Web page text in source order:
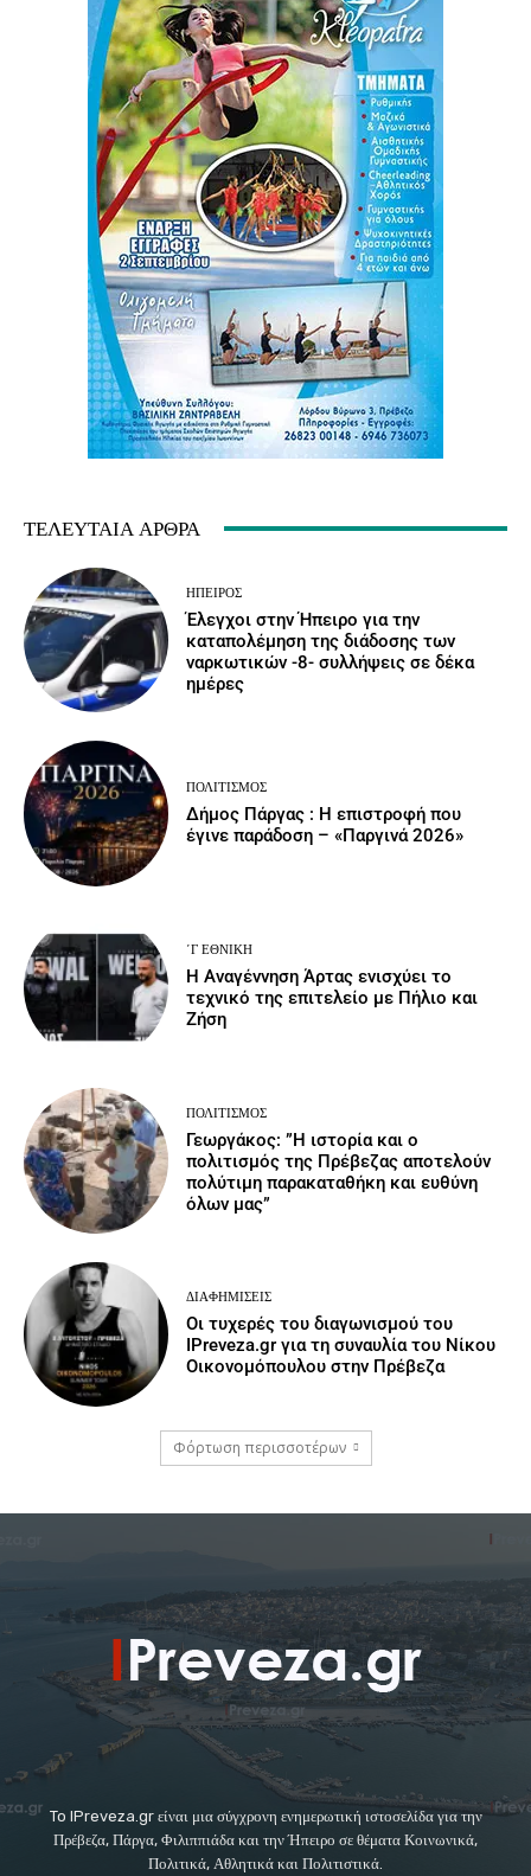
ΤΕΛΕΥΤΑΊΑ ΆΡΘΡΑ
ΉΠΕΙΡΟΣ
Έλεγχοι στην Ήπειρο για την
καταπολέμηση της διάδοσης των
ναρκωτικών -8- συλλήψεις σε δέκα
ημέρες
ΠΟΛΙΤΙΣΜΌΣ
Δήμος Πάργας : Η επιστροφή που
έγινε παράδοση – «Παργινά 2026»
΄Γ ΕΘΝΙΚΉ
Η Αναγέννηση Άρτας ενισχύει το
τεχνικό της επιτελείο με Πήλιο και
Ζήση
ΠΟΛΙΤΙΣΜΌΣ
Γεωργάκος: ”Η ιστορία και ο
πολιτισμός της Πρέβεζας αποτελούν
πολύτιμη παρακαταθήκη και ευθύνη
όλων μας”
ΔΙΑΦΗΜΊΣΕΙΣ
Οι τυχερές του διαγωνισμού του
IPreveza.gr για τη συναυλία του Νίκου
Οικονομόπουλου στην Πρέβεζα
Φόρτωση περισσοτέρων
To IPreveza.gr είναι μια σύγχρονη ενημερωτική ιστοσελίδα για την
Πρέβεζα, Πάργα, Φιλιππιάδα και την Ήπειρο σε θέματα Κοινωνικά,
Πολιτικά, Αθλητικά και Πολιτιστικά.